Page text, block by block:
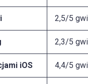
2,5/5
2,3/5
iOS 4,4/5